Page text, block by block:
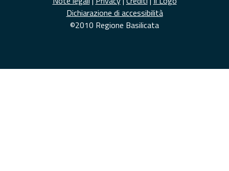
Dichiarazione di accessibilità
©2010 Regione Basilicata